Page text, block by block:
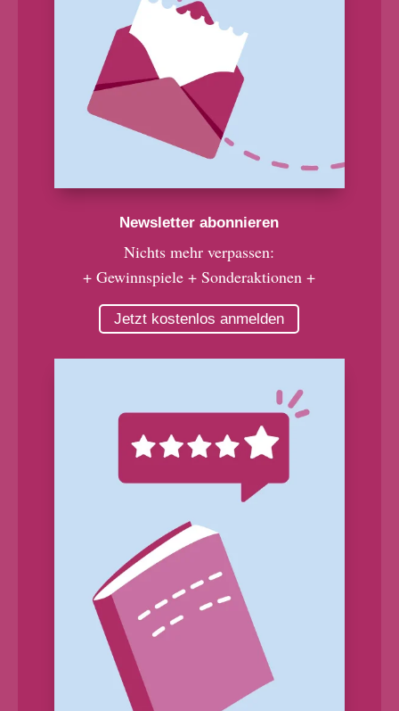
Newsletter abonnieren
Nichts mehr verpassen:
+ Gewinnspiele + Sonderaktionen +
Jetzt kostenlos anmelden